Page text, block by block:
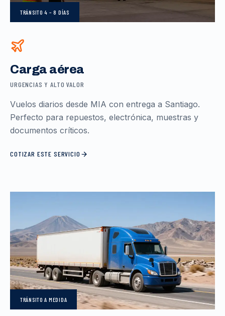
TRÁNSITO4 – 8 DÍAS
Carga aérea
URGENCIAS Y ALTO VALOR
Vuelos diarios desde MIA con entrega a Santiago.
Perfecto para repuestos, electrónica, muestras y
documentos críticos.
COTIZAR ESTE SERVICIO
TRÁNSITOA MEDIDA